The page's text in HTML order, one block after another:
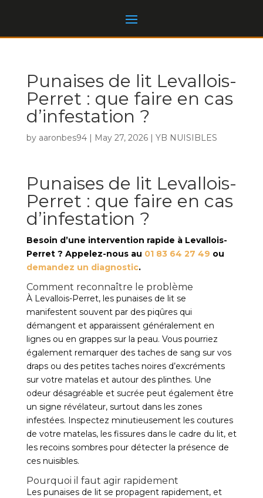
Punaises de lit Levallois-
Perret : que faire en cas
d’infestation ?
by aaronbes94| May 27, 2026| YB NUISIBLES
Punaises de lit Levallois-
Perret : que faire en cas
d’infestation ?
Besoin d’une intervention rapide à Levallois-
Perret ? Appelez-nous au 01 83 64 27 49 ou
demandez un diagnostic.
Comment reconnaître le problème
À Levallois-Perret, les punaises de lit se
manifestent souvent par des piqûres qui
démangent et apparaissent généralement en
lignes ou en grappes sur la peau. Vous pourriez
également remarquer des taches de sang sur vos
draps ou des petites taches noires d’excréments
sur votre matelas et autour des plinthes. Une
odeur désagréable et sucrée peut également être
un signe révélateur, surtout dans les zones
infestées. Inspectez minutieusement les coutures
de votre matelas, les fissures dans le cadre du lit, et
les recoins sombres pour détecter la présence de
ces nuisibles.
Pourquoi il faut agir rapidement
Les punaises de lit se propagent rapidement, et